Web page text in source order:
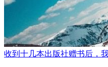
收到十几本出版社赠书后，